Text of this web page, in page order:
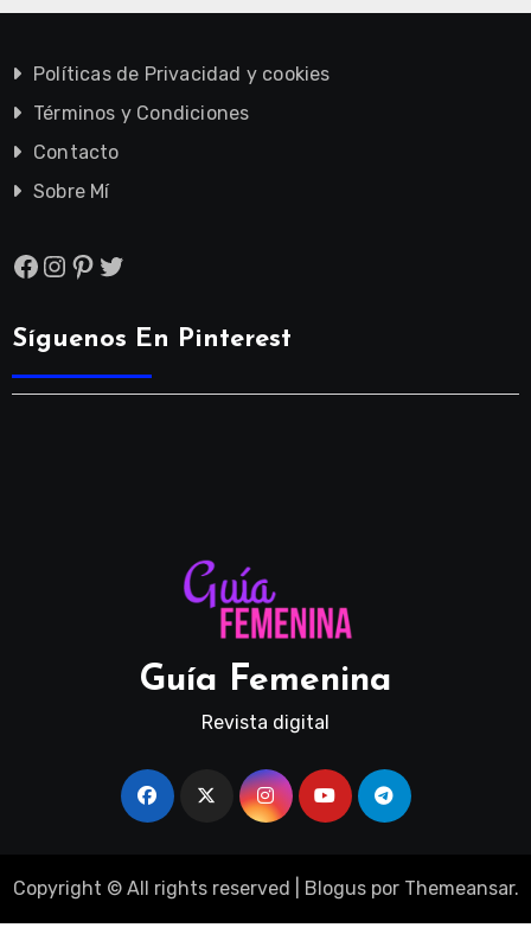
Políticas de Privacidad y cookies
Términos y Condiciones
Contacto
Sobre Mí
Facebook
Instagram
Pinterest
Twitter
Síguenos En Pinterest
Guía Femenina
Revista digital
Copyright © All rights reserved Bloguspor Themeansar.